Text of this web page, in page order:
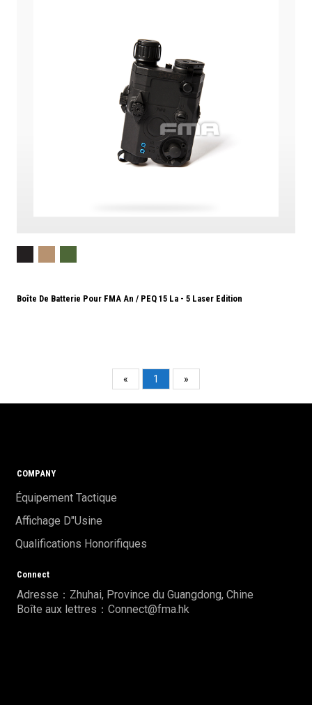
Boîte De Batterie Pour FMA An / PEQ 15 La - 5 Laser Edition
« 1 »
COMPANY
Équipement Tactique
Affichage D"usine
Qualifications Honorifiques
Connect
Adresse：Zhuhai, Province du Guangdong, Chine
Boîte aux lettres：Connect@fma.hk